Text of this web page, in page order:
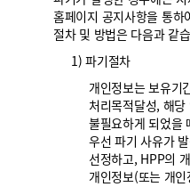
홈페이지 공지사항을 통하
절차 및 방법은 다음과 같
1) 파기절차
개인정보는 보유기
처리목적달성, 해
불필요하게 되었을
우선 파기 사유가
선정하고, HPP의
개인정보(또는 개